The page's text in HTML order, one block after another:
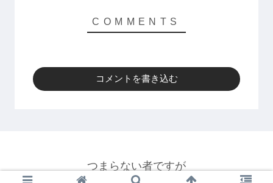
コメントを書き込む
つまらない者ですが